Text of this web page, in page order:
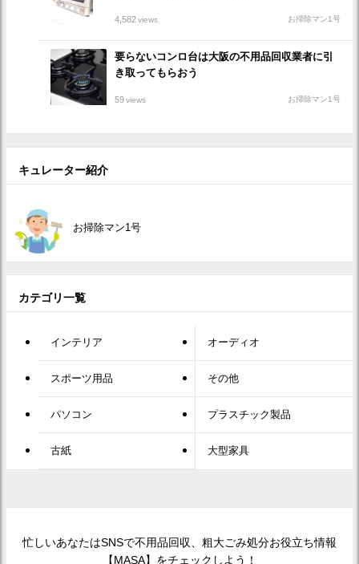
4,582views お掃除マン1号
要らないコンロ台は大阪の不用品回収業者に引
き取ってもらおう
59views お掃除マン1号
キュレーター紹介
お掃除マン1号
カテゴリ一覧
インテリア オーディオ
スポーツ用品 その他
パソコン プラスチック製品
古紙 大型家具
忙しいあなたはSNSで不用品回収、粗大ごみ処分お役立ち情報
【MASA】をチェックしよう！